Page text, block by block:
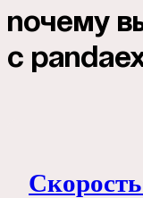
Почему
с